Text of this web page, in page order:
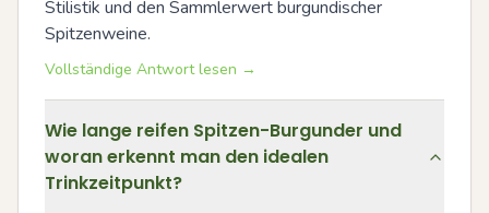
Stilistik und den Sammlerwert burgundischer
Spitzenweine.
Vollständige Antwort lesen →
Wie lange reifen Spitzen-Burgunder und
woran erkennt man den idealen
Trinkzeitpunkt?